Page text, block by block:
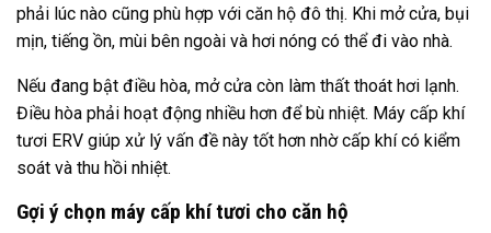
phải lúc nào cũng phù hợp với căn hộ đô thị. Khi mở cửa, bụi
mịn, tiếng ồn, mùi bên ngoài và hơi nóng có thể đi vào nhà.
Nếu đang bật điều hòa, mở cửa còn làm thất thoát hơi lạnh.
Điều hòa phải hoạt động nhiều hơn để bù nhiệt. Máy cấp khí
tươi ERV giúp xử lý vấn đề này tốt hơn nhờ cấp khí có kiểm
soát và thu hồi nhiệt.
Gợi ý chọn máy cấp khí tươi cho căn hộ